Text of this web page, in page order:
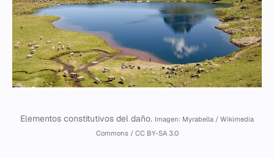
Elementos constitutivos del daño. Imagen: Myrabella / Wikimedia
Commons / CC BY-SA 3.0